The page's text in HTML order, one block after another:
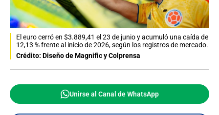
El euro cerró en $3.889,41 el 23 de junio y acumuló una caída de
12,13 % frente al inicio de 2026, según los registros de mercado.
Crédito: Diseño de Magnific y Colprensa
Unirse al Canal de WhatsApp